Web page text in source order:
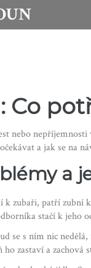
Co
nebo
a jak se na
a
zubaři, patří zubní
stačí k jeho
se s ním nic
zastaví a zachová